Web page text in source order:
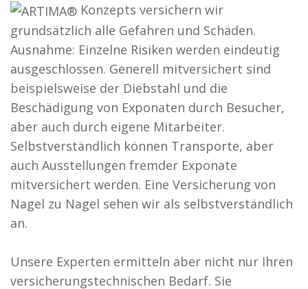
Konzepts versichern wir
grundsätzlich alle Gefahren und Schäden.
Ausnahme: Einzelne Risiken werden eindeutig
ausgeschlossen. Generell mitversichert sind
beispielsweise der Diebstahl und die
Beschädigung von Exponaten durch Besucher,
aber auch durch eigene Mitarbeiter.
Selbstverständlich können Transporte, aber
auch Ausstellungen fremder Exponate
mitversichert werden. Eine Versicherung von
Nagel zu Nagel sehen wir als selbstverständlich
an.
Unsere Experten ermitteln aber nicht nur Ihren
versicherungstechnischen Bedarf. Sie